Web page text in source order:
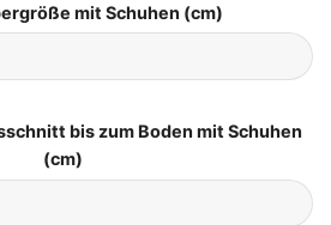
mit Schuhen (cm)
bis zum Boden mit Schuhen
(cm)